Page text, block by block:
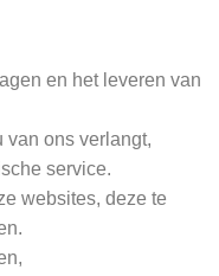
en het leveren van
van ons verlangt,
service.
websites, deze te